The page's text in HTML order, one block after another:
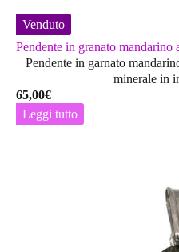
Venduto
Pendente in granato mandarino
Pendente in garnato
minerale in
65,00€
Leggi tutto